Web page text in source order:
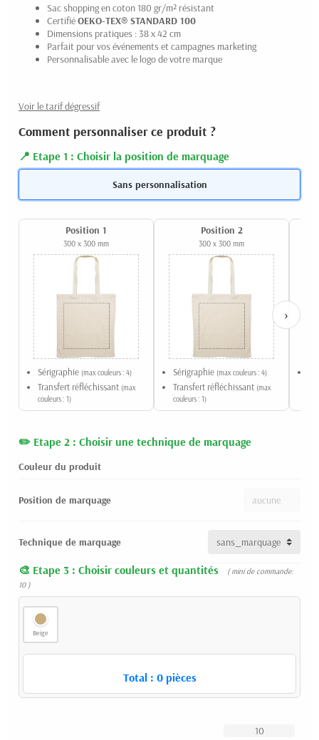
Sac shopping en coton 180 gr/m² résistant
CertifiéOEKO-TEX® STANDARD 100
Dimensions pratiques : 38 x 42 cm
Parfait pour vos événements et campagnes marketing
Personnalisable avec le logo de votre marque
Voir le tarif dégressif
Comment personnaliser ce produit ?
Etape 1 : Choisir la position de marquage
Sans personnalisation
Position 1
300 x 300 mm
Sérigraphie (max couleurs : 4)
Transfert réfléchissant (max
couleurs : 1)
Position 2
300 x 300 mm
Sérigraphie (max couleurs : 4)
Transfert réfléchissant (max
couleurs : 1)
›
Etape 2 : Choisir une technique de marquage
Couleur du produit
Position de marquage
Technique de marquage
Etape 3 : Choisir couleurs et quantités
( mini de commande:
10 )
Beige
Total : 0pièces